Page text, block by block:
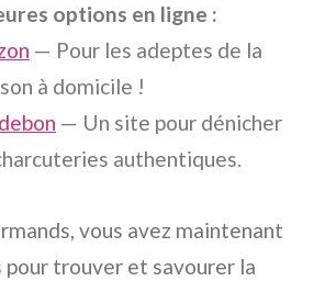
options en ligne :
— Pour les adeptes de la
à domicile !
— Un site pour dénicher
authentiques.
vous avez maintenant
trouver et savourer la